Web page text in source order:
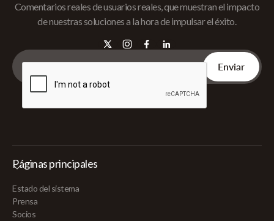
Comentarios reales de usuarios reales, que muestran el impacto
de nuestras soluciones a la hora de impulsar el éxito.
Páginas principales
Estado del sistema
Prensa
Socios